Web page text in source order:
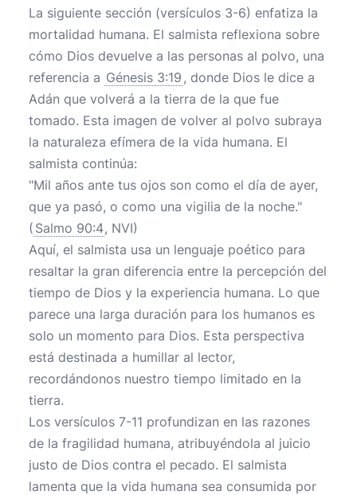
La siguiente sección (versículos 3-6) enfatiza la
mortalidad humana. El salmista reflexiona sobre
cómo Dios devuelve a las personas al polvo, una
referencia a Génesis 3:19 , donde Dios le dice a
Adán que volverá a la tierra de la que fue
tomado. Esta imagen de volver al polvo subraya
la naturaleza efímera de la vida humana. El
salmista continúa:
"Mil años ante tus ojos son como el día de ayer,
que ya pasó, o como una vigilia de la noche."
( Salmo 90:4, NVI)
Aquí, el salmista usa un lenguaje poético para
resaltar la gran diferencia entre la percepción del
tiempo de Dios y la experiencia humana. Lo que
parece una larga duración para los humanos es
solo un momento para Dios. Esta perspectiva
está destinada a humillar al lector,
recordándonos nuestro tiempo limitado en la
tierra.
Los versículos 7-11 profundizan en las razones
de la fragilidad humana, atribuyéndola al juicio
justo de Dios contra el pecado. El salmista
lamenta que la vida humana sea consumida por